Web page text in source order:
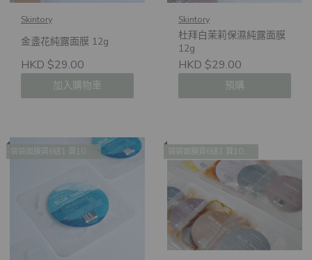
Skintory
金盞花純露面膜 12g
HKD $29.00
加入購物車
Skintory
杜拜白茉莉保濕純露面膜
12g
HKD $29.00
預購
袋袋面膜買6送1 買10送2 買14送4 袋袋面膜買6送1 買10送2 買14送4